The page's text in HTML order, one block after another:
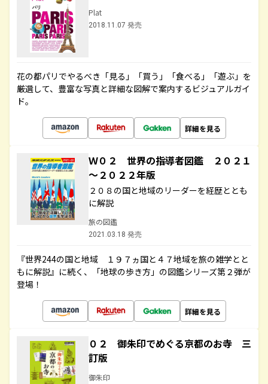
Plat
2018.11.07 発売
花の都パリでやるべき「見る」「買う」「食べる」「遊ぶ」を
厳選して、豊富な写真と詳細な図解で案内するビジュアルガイ
ド。
詳細を見る
Ｗ０２ 世界の指導者図鑑 ２０２１
～２０２２年版
２０８の国と地域のリーダーを経歴ととも
に解説
旅の図鑑
2021.03.18 発売
『世界244の国と地域 １９７ヵ国と４７地域を旅の雑学とと
もに解説』に続く、「地球の歩き方」の図鑑シリーズ第２弾が
登場！
詳細を見る
０２ 御朱印でめぐる京都のお寺 三
訂版
御朱印